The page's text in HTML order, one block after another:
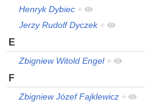
Henryk Dybiec +
Jerzy Rudolf Dyczek +
E
Zbigniew Witold Engel +
F
Zbigniew Józef Fajklewicz +